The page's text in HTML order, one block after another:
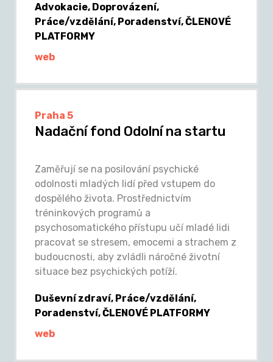
Advokacie, Doprovázení,
Práce/vzdělání, Poradenství, ČLENOVÉ
PLATFORMY
web
Praha 5
Nadační fond Odolní na startu
Zaměřují se na posilování psychické
odolnosti mladých lidí před vstupem do
dospělého života. Prostřednictvím
tréninkových programů a
psychosomatického přístupu učí mladé lidi
pracovat se stresem, emocemi a strachem z
budoucnosti, aby zvládli náročné životní
situace bez psychických potíží.
Duševní zdraví, Práce/vzdělání,
Poradenství, ČLENOVÉ PLATFORMY
web